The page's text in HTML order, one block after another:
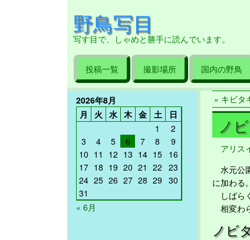
野鳥写目
写す目で、しゃめと勝手に読んでいます。
投稿一覧 撮影場所 国内の野鳥
2026年8月
月
火 水 木 金 土
日
1
2
3
4 5 6 7 8
9
10 11 12 13 14 15 16
17 18 19 20 21 22 23
24 25 26 27 28 29 30
31
« 6月
« キビタ
ノ
アリス
水元公
に加わる。
しばら
相変わ
ノビ